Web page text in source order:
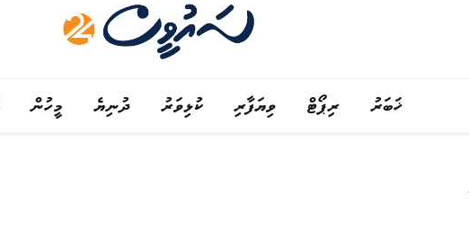
ޚަބަރު ރިޕޯޓް ވިޔަފާރި ކުޅިވަރު ދުނިޔެ މީހުން